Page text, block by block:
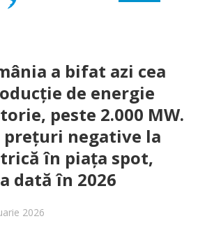
a bifat azi cea
de energie
peste 2.000 MW.
prețuri negative la
în piața spot,
dată în 2026
2026